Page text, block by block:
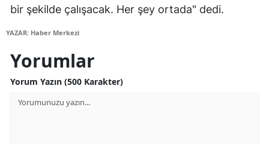
Aksaray
bir şekilde çalışacak. Her şey ortada" dedi.
YAZAR: Haber Merkezi
Yorumlar
Yorum Yazın (500 Karakter)